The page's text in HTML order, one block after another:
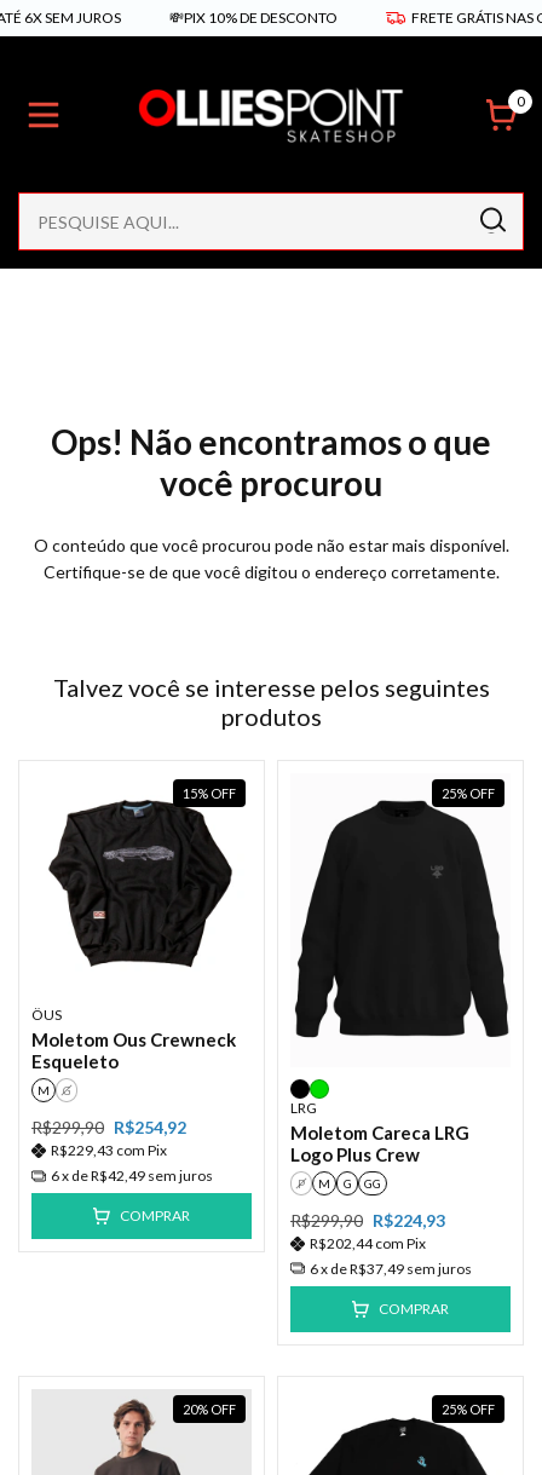
6X SEM JUROS 💸PIX 10% DE DESCONTO FRETE GRÁTIS NAS
0
Ops! Não encontramos o que
você procurou
O conteúdo que você procurou pode não estar mais disponível.
Certifique-se de que você digitou o endereço corretamente.
Talvez você se interesse pelos seguintes
produtos
15% OFF
ÖUS
Moletom Ous Crewneck
Esqueleto
M G
R$299,90 R$254,92
R$229,43 com Pix
6x deR$42,49 sem juros
COMPRAR
25% OFF
LRG
Moletom Careca LRG
Logo Plus Crew
P M G GG
R$299,90 R$224,93
R$202,44com Pix
6x deR$37,49 sem juros
COMPRAR
20% OFF 25% OFF